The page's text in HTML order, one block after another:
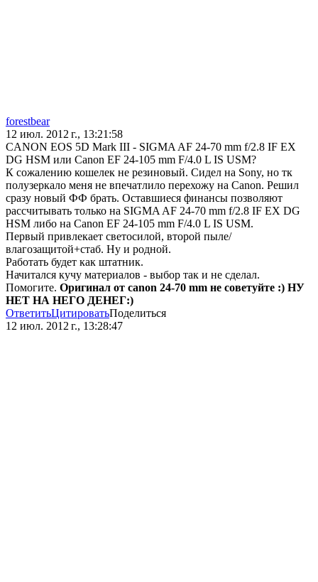
forestbear
12 июл. 2012 г., 13:21:58
CANON EOS 5D Mark III - SIGMA AF 24-70 mm f/2.8 IF EX
DG HSM или Canon EF 24-105 mm F/4.0 L IS USM?
К сожалению кошелек не резиновый. Сидел на Sony, но тк
полузеркало меня не впечатлило перехожу на Canon. Решил
сразу новый ФФ брать. Оставшиеся финансы позволяют
рассчитывать только на SIGMA AF 24-70 mm f/2.8 IF EX DG
HSM либо на Canon EF 24-105 mm F/4.0 L IS USM.
Первый привлекает светосилой, второй пыле/
влагозащитой+стаб. Ну и родной.
Работать будет как штатник.
Начитался кучу материалов - выбор так и не сделал.
Помогите. Оригинал от canon 24-70 mm не советуйте :) НУ
НЕТ НА НЕГО ДЕНЕГ:)
ОтветитьЦитироватьПоделиться
12 июл. 2012 г., 13:28:47